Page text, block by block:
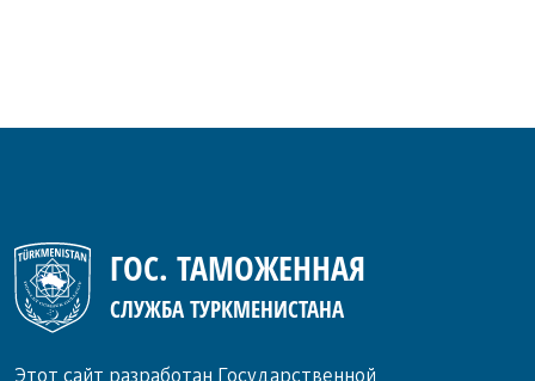
ГОС. ТАМОЖЕННАЯ
СЛУЖБА ТУРКМЕНИСТАНА
Этот сайт разработан Государственной